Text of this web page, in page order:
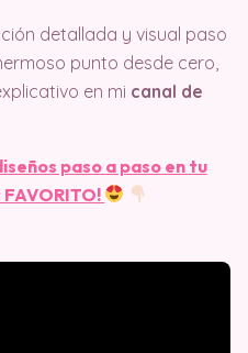
detallada y visual paso
punto desde cero,
en mi canal de
paso a paso en tu